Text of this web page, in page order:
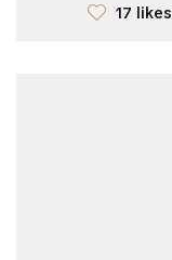
17 likes